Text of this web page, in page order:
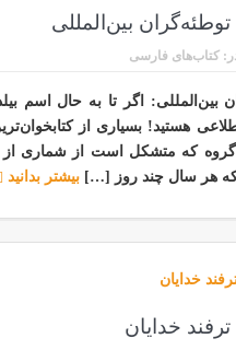
توطئه‌گران بین‌المللی
کتاب‌های فارسی
بین‌المللی: اگر تا به حال اسم
هستید! بسیاری از
گروه که متشکل است از شماری
هر سال چند روز […] بیشتر بدانید
خدایان